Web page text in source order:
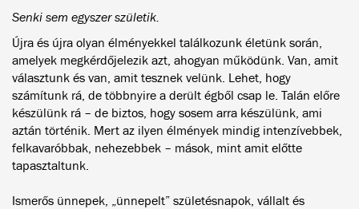
Senki sem egyszer születik.
Újra és újra olyan élményekkel találkozunk életünk során,
amelyek megkérdőjelezik azt, ahogyan működünk. Van, amit
választunk és van, amit tesznek velünk. Lehet, hogy
számítunk rá, de többnyire a derült égből csap le. Talán előre
készülünk rá – de biztos, hogy sosem arra készülünk, ami
aztán történik. Mert az ilyen élmények mindig intenzívebbek,
felkavaróbbak, nehezebbek – mások, mint amit előtte
tapasztaltunk.
Ismerős ünnepek, „ünnepelt” születésnapok, vállalt és